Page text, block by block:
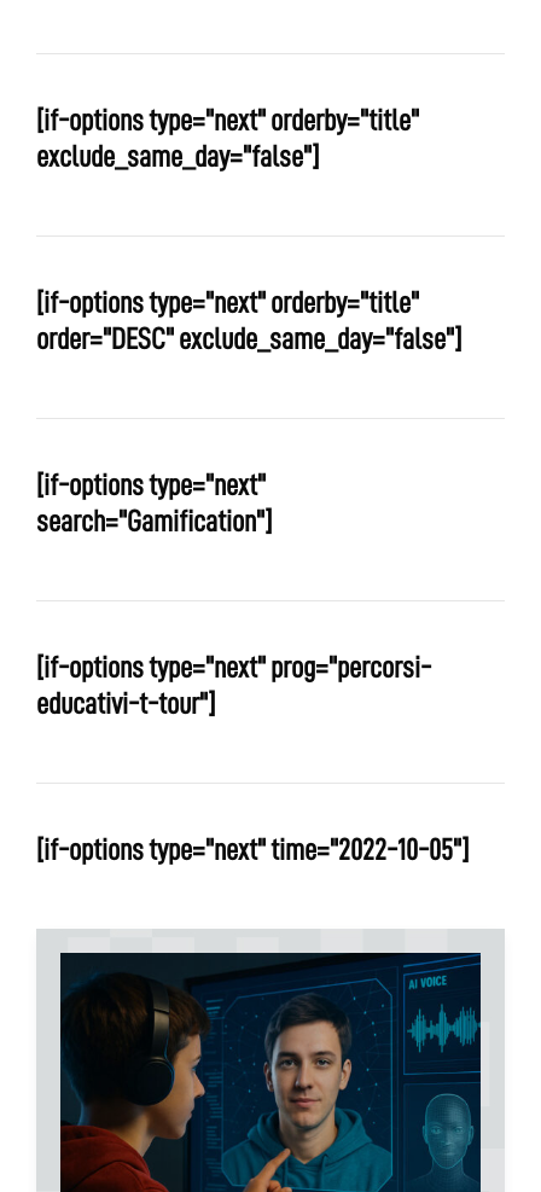
[if-options type="next" orderby="title"
exclude_same_day="false"]
[if-options type="next" orderby="title"
order="DESC" exclude_same_day="false"]
[if-options type="next"
search="Gamification"]
[if-options type="next" prog="percorsi-
educativi-t-tour"]
[if-options type="next" time="2022-10-05"]